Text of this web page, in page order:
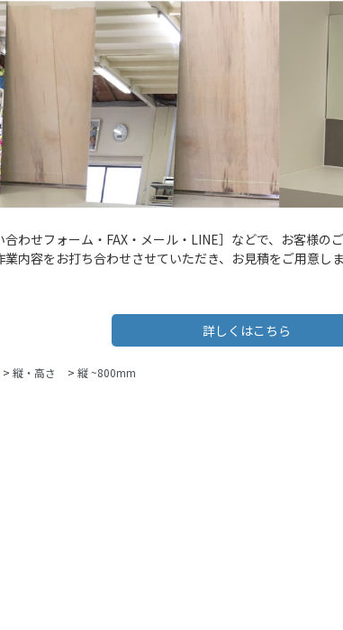
合わせフォーム・FAX・メール・LINE］などで、お客様の
業内容をお打ち合わせさせていただき、お見積をご用意し
詳しくはこちら
> 縦・高さ > 縦 ~800mm